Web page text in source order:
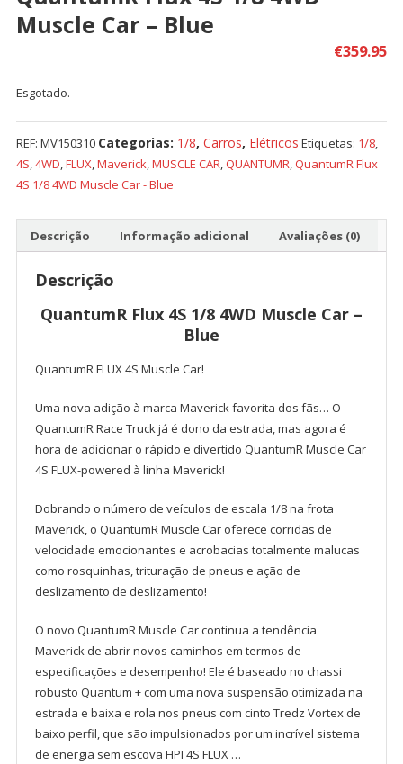
Muscle Car – Blue
€359.95
Esgotado.
REF: MV150310 Categorias: 1/8, Carros, Elétricos Etiquetas: 1/8,
4S,4WD,FLUX,Maverick,MUSCLE CAR,QUANTUMR,QuantumR Flux
4S 1/8 4WD Muscle Car - Blue
Descrição Informação adicional Avaliações (0)
Descrição
QuantumR Flux 4S 1/8 4WD Muscle Car –
Blue
QuantumR FLUX 4S Muscle Car!
Uma nova adição à marca Maverick favorita dos fãs… O
QuantumR Race Truck já é dono da estrada, mas agora é
hora de adicionar o rápido e divertido QuantumR Muscle Car
4S FLUX-powered à linha Maverick!
Dobrando o número de veículos de escala 1/8 na frota
Maverick, o QuantumR Muscle Car oferece corridas de
velocidade emocionantes e acrobacias totalmente malucas
como rosquinhas, trituração de pneus e ação de
deslizamento de deslizamento!
O novo QuantumR Muscle Car continua a tendência
Maverick de abrir novos caminhos em termos de
especificações e desempenho! Ele é baseado no chassi
robusto Quantum + com uma nova suspensão otimizada na
estrada e baixa e rola nos pneus com cinto Tredz Vortex de
baixo perfil, que são impulsionados por um incrível sistema
de energia sem escova HPI 4S FLUX …